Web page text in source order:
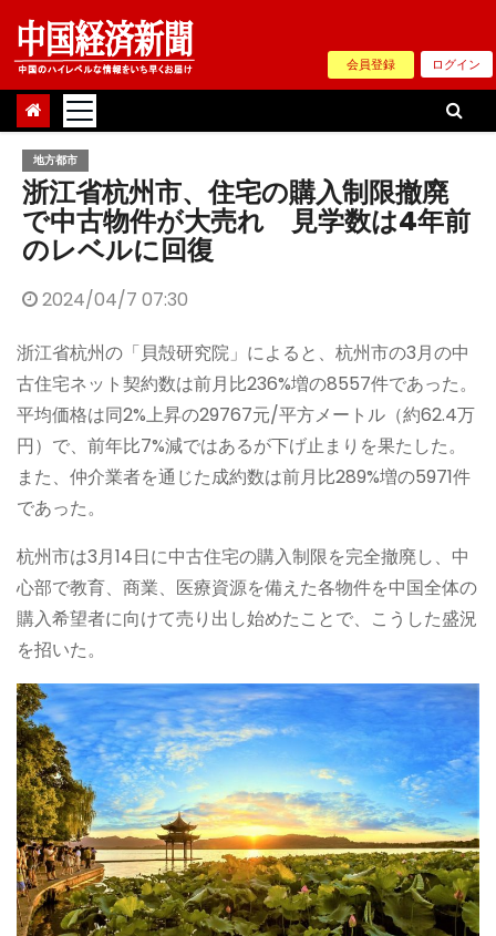
Skip
content
会員登録 ログイン
地方都市
浙江省杭州市、住宅の購入制限撤廃
で中古物件が大売れ 見学数は4年前
のレベルに回復
2024/04/7 07:30
浙江省杭州の「貝殻研究院」によると、杭州市の3月の中
古住宅ネット契約数は前月比236%増の8557件であった。
平均価格は同2%上昇の29767元/平方メートル（約62.4万
円）で、前年比7%減ではあるが下げ止まりを果たした。
また、仲介業者を通じた成約数は前月比289%増の5971件
であった。
杭州市は3月14日に中古住宅の購入制限を完全撤廃し、中
心部で教育、商業、医療資源を備えた各物件を中国全体の
購入希望者に向けて売り出し始めたことで、こうした盛況
を招いた。